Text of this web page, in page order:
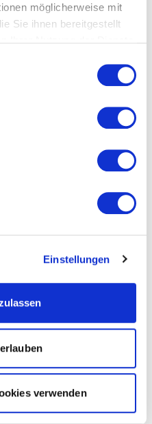
möglicherweise mit
Sie ihnen bereitgestellt
weiterhin nutzen.
Einstellungen
verwenden